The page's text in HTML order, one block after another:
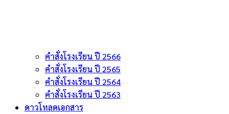
คำสั่งโรงเรียน ปี 2566
คำสั่งโรงเรียน ปี 2565
คำสั่งโรงเรียน ปี 2564
คำสั่งโรงเรียน ปี 2563
ดาวโหลดเอกสาร